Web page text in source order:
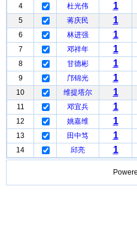
4
杜光伟 1
5
蒋庆民 1
6
林进强 1
7
邓祥年 1
8
甘德彬 1
9
邝锦光 1
10
维提塔尔 1
11
邓宜兵 1
12
姚嘉维 1
13
田中笃 1
14
邱亮 1